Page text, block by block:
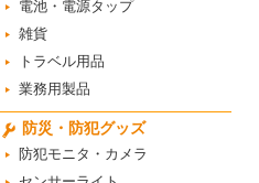
電池・電源タップ
雑貨
トラベル用品
業務用製品
防災・防犯グッズ
防犯モニタ・カメラ